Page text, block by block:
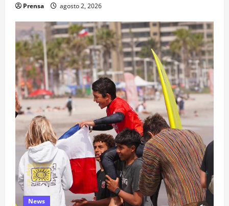
Prensa agosto 2, 2026
News